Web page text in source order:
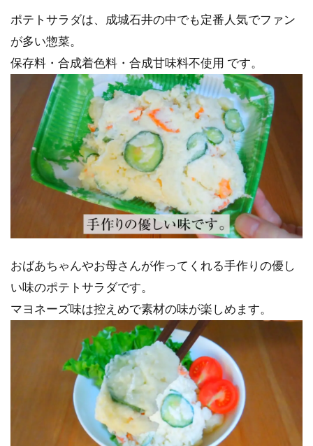
ポテトサラダは、成城石井の中でも定番人気でファン
が多い惣菜。
保存料・合成着色料・合成甘味料不使用 です。
おばあちゃんやお母さんが作ってくれる手作りの優し
い味のポテトサラダです。
マヨネーズ味は控えめで素材の味が楽しめます。